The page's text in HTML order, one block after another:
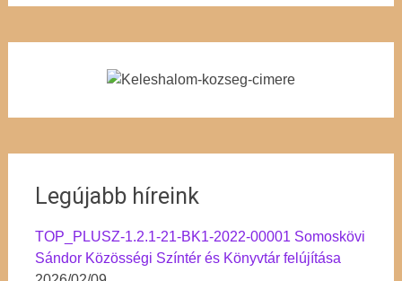
Legújabb híreink
TOP_PLUSZ-1.2.1-21-BK1-2022-00001 Somoskövi
Sándor Közösségi Színtér és Könyvtár felújítása